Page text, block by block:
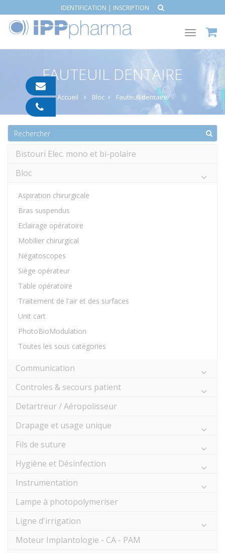
IDENTIFICATION | INSCRIPTION
Toggle
FAUTEUIL DENTAIRE
Accueil Bloc Fauteuil dentaire
Bistouri Elec. mono et bi-polaire
Bloc
Aspiration chirurgicale
Bras suspendus
Eclairage opératoire
Mobilier chirurgical
Négatoscopes
Siège opérateur
Table opératoire
Traitement de l'air et des surfaces
Unit cart
PhotoBioModulation
Toutes les sous catégories
Communication
Controles & secours patient
Detartreur / Aéropolisseur
Drapage et usage unique
Fils de suture
Hygiène et Désinfection
Instrumentation
Lampe à photopolymeriser
Ligne d'irrigation
Moteur Implantologie - CA - PAM
pharma.com
91
05